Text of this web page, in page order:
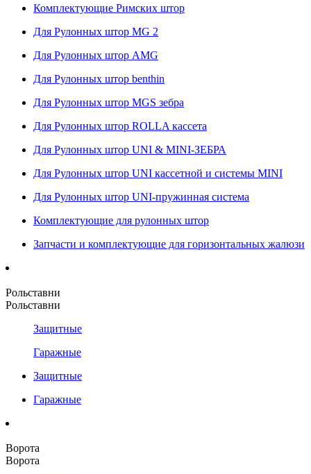
Комплектующие Римских штор
Для Рулонных штор MG 2
Для Рулонных штор AMG
Для Рулонных штор benthin
Для Рулонных штор MGS зебра
Для Рулонных штор ROLLA кассета
Для Рулонных штор UNI & MINI-ЗЕБРА
Для Рулонных штор UNI кассетной и системы MINI
Для Рулонных штор UNI-пружинная система
Комплектующие для рулонных штор
Запчасти и комплектующие для горизонтальных жалюзи
Рольставни
Рольставни
Защитные
Гаражные
Защитные
Гаражные
Ворота
Ворота